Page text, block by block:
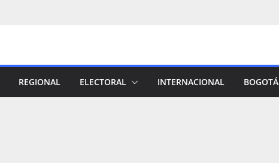
REGIONAL ELECTORAL INTERNACIONAL BOGOTÁ